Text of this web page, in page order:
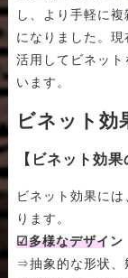
し、より手軽に
になりました。
活用してビネッ
います。
ビネット効
【ビネット効果
ビネット効果に
ります。
☑多様なデザイン
⇒抽象的な形状、